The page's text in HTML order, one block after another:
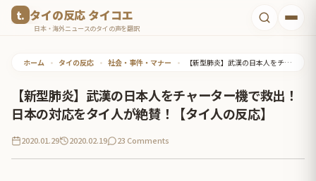
タイの反応 タイコエ
日本・海外ニュースのタイの声を翻訳
ホーム • タイの反応 • 社会・事件・マナー • 【新型肺炎】武漢の日本人をチャーター機で救出！日本の対応をタイ人が絶賛！【タイ人の反応】
【新型肺炎】武漢の日本人をチャーター機で救出！
日本の対応をタイ人が絶賛！【タイ人の反応】
2020.01.29 2020.02.19 23 Comments